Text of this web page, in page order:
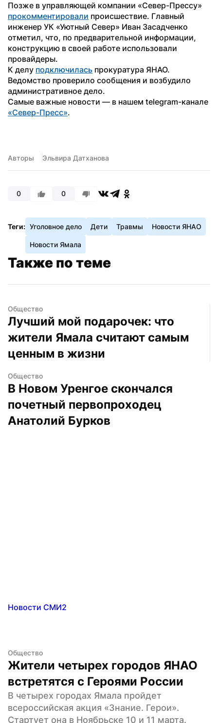
прокомментировали происшествие. Главный
инженер УК «Уютный Север» Иван Засадченко
отметил, что, по предварительной информации,
конструкцию в своей работе использовали
провайдеры.
К делу подключилась прокуратура ЯНАО.
Ведомство проверило сообщения и возбудило
административное дело.
«Север-Пресс».
Авторы Эльвира Датханова
0 0
Теги: Уголовное дело Дети Травмы Новости ЯНАО
Новости Ямала
Также по теме
Общество
Лучший мой подарочек: что
жители Ямала считают самым
ценным в жизни
Общество
В Новом Уренгое скончался
почетный первопроходец
Анатолий Бурков
Новости СМИ2
Общество
Жители четырех городов ЯНАО
встретятся с Героями России
В четырех городах Ямала пройдет
всероссийская акция «Знание. Герои».
Стартует она в Ноябрьске 10 и 11 марта.